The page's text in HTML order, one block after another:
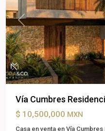
Previous
Vía Cumbres
$ 10,500,000 MXN
Casa en venta en Vía